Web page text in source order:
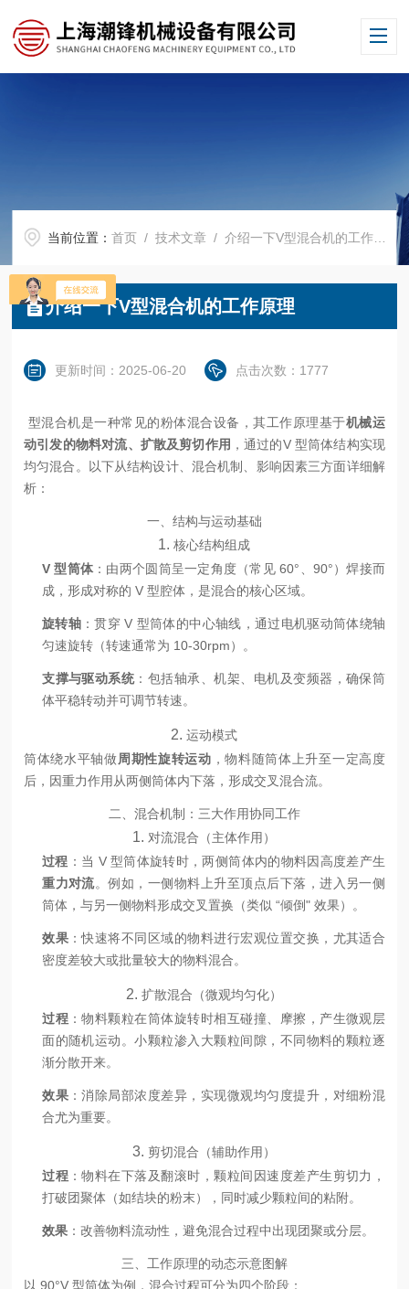
当前位置：首页 /技术文章 / 介绍一下V型混合机的工作原理
介绍一下V型混合机的工作原理
更新时间：2025-06-20 点击次数：1777
型混合机是一种常见的粉体混合设备，其工作原理基于机械运
动引发的物料对流、扩散及剪切作用 ，通过的V 型筒体结构实现
均匀混合。以下从结构设计、混合机制、影响因素三方面详细解
析：
一、结构与运动基础
1.核心结构组成
V 型筒体：由两个圆筒呈一定角度（常见 60°、90°）焊接而
成，形成对称的 V 型腔体，是混合的核心区域。
旋转轴 ：贯穿 V 型筒体的中心轴线，通过电机驱动筒体绕轴
匀速旋转（转速通常为 10-30rpm）。
支撑与驱动系统：包括轴承、机架、电机及变频器，确保筒
体平稳转动并可调节转速。
2.运动模式
筒体绕水平轴做 周期性旋转运动 ，物料随筒体上升至一定高度
后，因重力作用从两侧筒体内下落，形成交叉混合流。
二、混合机制：三大作用协同工作
1. 对流混合（主体作用）
过程 ：当 V 型筒体旋转时，两侧筒体内的物料因高度差产生
重力对流。例如，一侧物料上升至顶点后下落，进入另一侧
筒体，与另一侧物料形成交叉置换（类似 “倾倒" 效果）。
效果 ：快速将不同区域的物料进行宏观位置交换，尤其适合
密度差较大或批量较大的物料混合。
2.扩散混合（微观均匀化）
过程 ：物料颗粒在筒体旋转时相互碰撞、摩擦，产生微观层
面的随机运动。小颗粒渗入大颗粒间隙，不同物料的颗粒逐
渐分散开来。
效果 ：消除局部浓度差异，实现微观均匀度提升，对细粉混
合尤为重要。
3.剪切混合（辅助作用）
过程 ：物料在下落及翻滚时，颗粒间因速度差产生剪切力，
打破团聚体（如结块的粉末），同时减少颗粒间的粘附。
效果 ：改善物料流动性，避免混合过程中出现团聚或分层。
三、工作原理的动态示意图解
以 90°V 型筒体为例，混合过程可分为四个阶段：